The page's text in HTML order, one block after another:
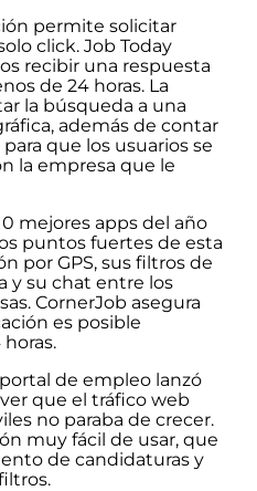
permite solicitar
click. Job Today
recibir una respuesta
de 24 horas. La
la búsqueda a una
además de contar
que los usuarios se
la empresa que le
mejores apps del año
puntos fuertes de esta
por GPS, sus filtros de
y su chat entre los
CornerJob asegura
es posible
de empleo lanzó
que el tráfico web
no paraba de crecer.
muy fácil de usar, que
de candidaturas y